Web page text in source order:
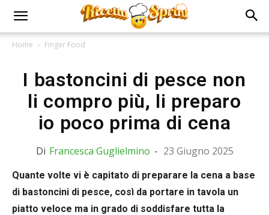
Home Finger Food
I bastoncini di pesce non
li compro più, li preparo
io poco prima di cena
Di Francesca Guglielmino - 23 Giugno 2025
Quante volte vi è capitato di preparare la cena a base
di bastoncini di pesce, così da portare in tavola un
piatto veloce ma in grado di soddisfare tutta la